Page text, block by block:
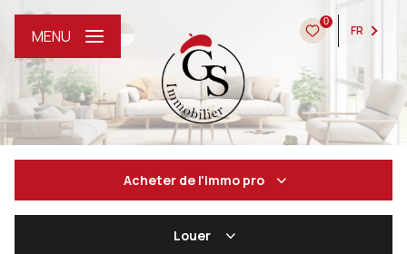
0
FR
MENU
Acheter de l'immo pro
Louer